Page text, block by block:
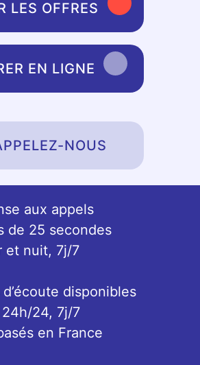
LES OFFRES
EN LIGNE
NOUS
aux appels
de 25 secondes
et nuit, 7j/7
disponibles
24h/24, 7j/7
en France